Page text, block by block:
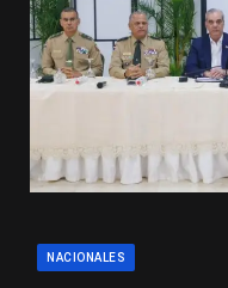
NACIONALES